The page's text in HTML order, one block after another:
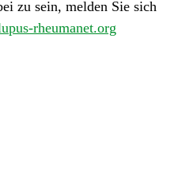
zu sein, melden Sie sich
rheumanet.org